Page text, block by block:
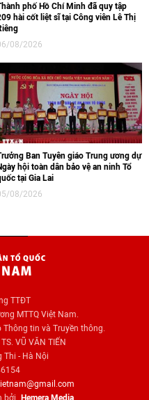
phố Hồ Chí Minh đã quy tập
hài cốt liệt sĩ tại Công viên Lê Thị
08/2026
Ban Tuyên giáo Trung ương dự
hội toàn dân bảo vệ an ninh Tổ
tại Gia Lai
08/2026
TTĐT
MTTQ Việt Nam.
Thông tin và Truyền thông.
VŨ VĂN TIẾN
Thi - Hà Nội
bởi Hemera Media